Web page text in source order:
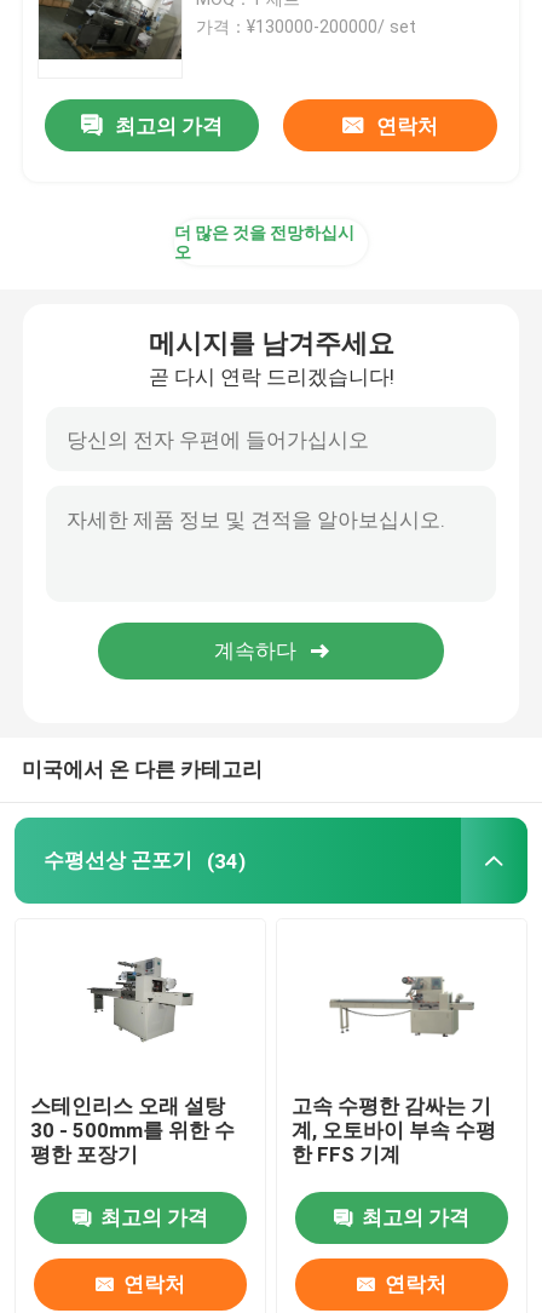
케이크 곤포기
파우치 포장기
의료 기기 패키징 머신
진공 포장기를 열성형하기
가격：¥130000-200000/ set
최고의 가격 연락처
더 많은 것을 전망하십시
오
메시지를 남겨주세요
곧 다시 연락 드리겠습니다!
미국에서 온 다른 카테고리
수평선상 곤포기 (34)
스테인리스 오래 설탕
30 - 500mm를 위한 수
평한 포장기
최고의 가격
연락처
고속 수평한 감싸는 기
계, 오토바이 부속 수평
한 FFS 기계
최고의 가격
연락처